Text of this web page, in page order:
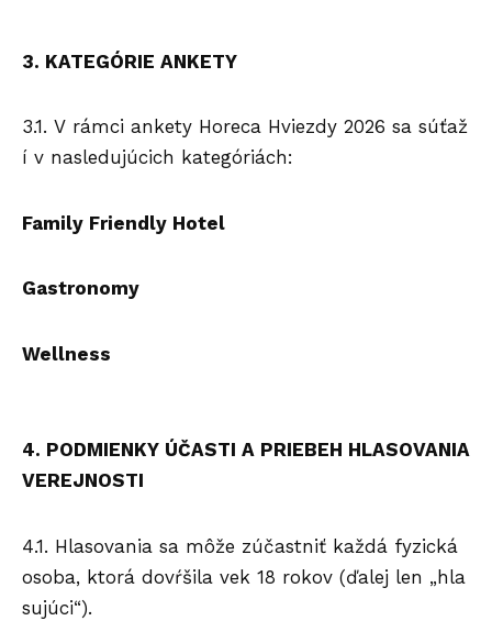
3. KATEGÓRIE ANKETY
3.1. V rámci ankety Horeca Hviezdy 2026 sa súťaž
í v nasledujúcich kategóriách:
Family Friendly Hotel
Gastronomy
Wellness
4. PODMIENKY ÚČASTI A PRIEBEH HLASOVANIA
VEREJNOSTI
4.1. Hlasovania sa môže zúčastniť každá fyzická
osoba, ktorá dovŕšila vek 18 rokov (ďalej len „hla
sujúci“).